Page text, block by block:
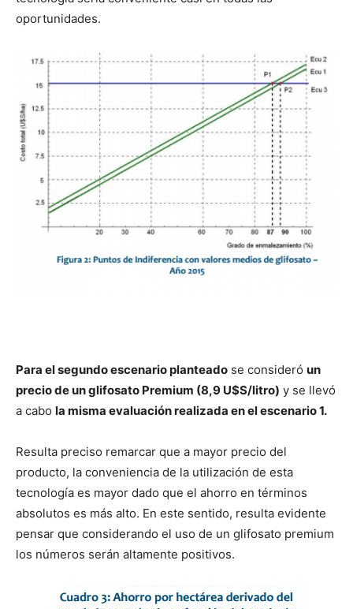
oportunidades.
Para el segundo escenario planteado se consideró un
precio de un glifosato Premium (8,9 U$S/litro) y se llevó
a cabo la misma evaluación realizada en el escenario 1.
Resulta preciso remarcar que a mayor precio del
producto, la conveniencia de la utilización de esta
tecnología es mayor dado que el ahorro en términos
absolutos es más alto. En este sentido, resulta evidente
pensar que considerando el uso de un glifosato premium
los números serán altamente positivos.